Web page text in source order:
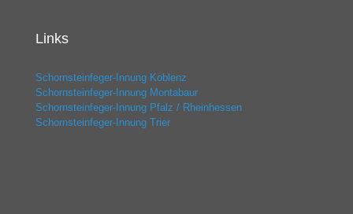
Links
Schornsteinfeger-Innung Koblenz
Schornsteinfeger-Innung Montabaur
Schornsteinfeger-Innung Pfalz / Rheinhessen
Schornsteinfeger-Innung Trier